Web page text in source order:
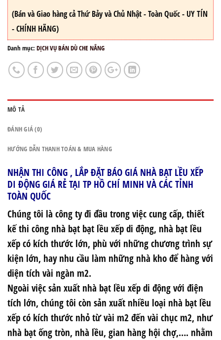
(Bán và Giao hàng cả Thứ Bảy và Chủ Nhật - Toàn Quốc - UY TÍN
- CHÍNH HÃNG)
Danh mục: DỊCH VỤ BÁN DÙ CHE NẮNG
MÔ TẢ
ĐÁNH GIÁ (0)
HƯỚNG DẪN THANH TOÁN & MUA HÀNG
NHẬN THI CÔNG , LẮP ĐẶT BÁO GIÁ NHÀ BẠT LỀU XẾP
DI ĐỘNG GIÁ RẺ TẠI TP HỒ CHÍ MINH VÀ CÁC TỈNH
TOÀN QUỐC
Chúng tôi là công ty đi đầu trong việc cung cấp, thiết
kế thi công nhà bạt bạt lều xếp di động, nhà bạt lều
xếpcó kích thước lớn, phù với những chương trình sự
kiện lớn, hay nhu cầu làm những nhà kho để hàng với
diện tích vài ngàn m2.
Ngoài việc sản xuất nhà bạt lều xếp di động với điện
tích lớn, chúng tôi còn sản xuất nhiều loại nhà bạt lều
xếp có kích thước nhỏ từ vài m2 đến vài chục m2, như
nhà bạt ống tròn, nhà lều, gian hàng hội chợ,…. nhằm